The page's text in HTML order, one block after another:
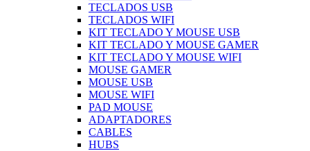
TECLADOS USB
TECLADOS WIFI
KIT TECLADO Y MOUSE USB
KIT TECLADO Y MOUSE GAMER
KIT TECLADO Y MOUSE WIFI
MOUSE GAMER
MOUSE USB
MOUSE WIFI
PAD MOUSE
ADAPTADORES
CABLES
HUBS